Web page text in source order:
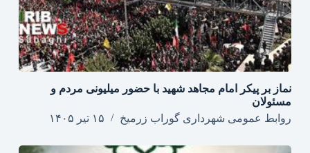
نماز بر پیکر امام مجاهد شهید با حضور میلیونی مردم و
مسئولان
روابط عمومی شهرداری گوراب زرمیخ
۱۵ تیر ۱۴۰۵